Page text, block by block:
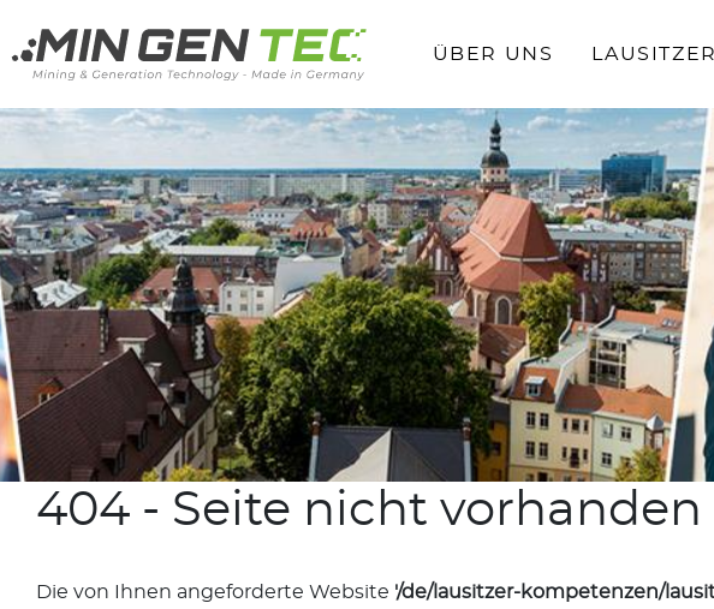
ÜBER UNS
404 - Seite nicht vorhanden
Die von Ihnen angeforderte Website '/de/lausitzer-kompetenzen/